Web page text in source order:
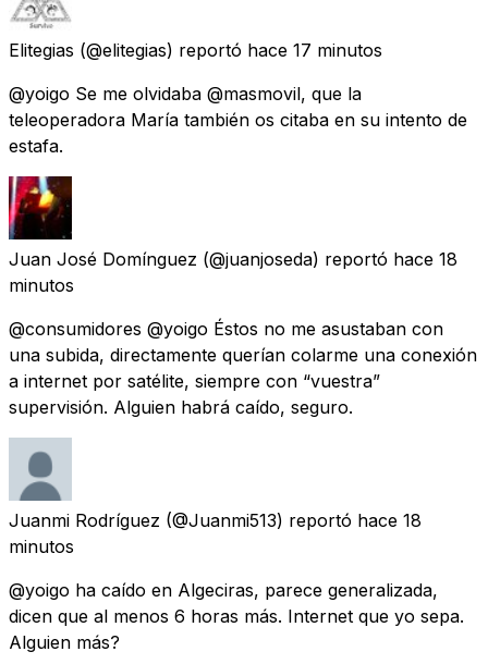
Elitegias (@elitegias) reportó hace 17 minutos
@yoigo Se me olvidaba @masmovil, que la
teleoperadora María también os citaba en su intento de
estafa.
Juan José Domínguez (@juanjoseda) reportó hace 18
minutos
@consumidores @yoigo Éstos no me asustaban con
una subida, directamente querían colarme una conexión
a internet por satélite, siempre con “vuestra”
supervisión. Alguien habrá caído, seguro.
Juanmi Rodríguez (@Juanmi513) reportó hace 18
minutos
@yoigo ha caído en Algeciras, parece generalizada,
dicen que al menos 6 horas más. Internet que yo sepa.
Alguien más?